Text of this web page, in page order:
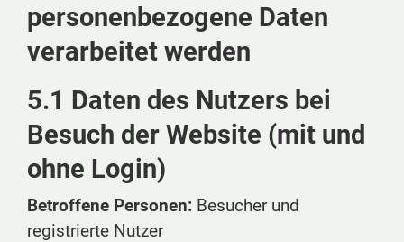
personenbezogene Daten
verarbeitet werden
5.1 Daten des Nutzers bei
Besuch der Website (mit und
ohne Login)
Betroffene Personen: Besucher und
registrierte Nutzer